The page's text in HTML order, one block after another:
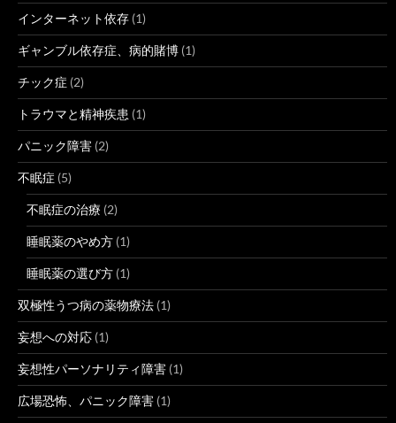
インターネット依存 (1)
ギャンブル依存症、病的賭博 (1)
チック症 (2)
トラウマと精神疾患 (1)
パニック障害 (2)
不眠症 (5)
不眠症の治療 (2)
睡眠薬のやめ方 (1)
睡眠薬の選び方 (1)
双極性うつ病の薬物療法 (1)
妄想への対応 (1)
妄想性パーソナリティ障害 (1)
広場恐怖、パニック障害 (1)